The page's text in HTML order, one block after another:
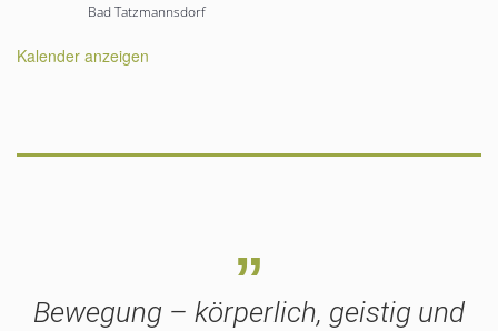
Bad Tatzmannsdorf
Kalender anzeigen
„
Bewegung – körperlich, geistig und